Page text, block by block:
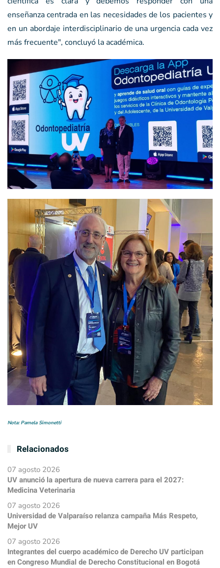
enseñanza centrada en las necesidades de los pacientes y
en un abordaje interdisciplinario de una urgencia cada vez
más frecuente", concluyó la académica.
Nota: Pamela Simonetti
Relacionados
07 agosto 2026
UV anunció la apertura de nueva carrera para el 2027:
Medicina Veterinaria
07 agosto 2026
Universidad de Valparaíso relanza campaña Más Respeto,
Mejor UV
07 agosto 2026
Integrantes del cuerpo académico de Derecho UV participan
en Congreso Mundial de Derecho Constitucional en Bogotá